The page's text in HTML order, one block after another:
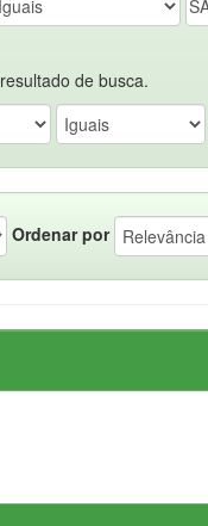
de busca.
Ordenar por